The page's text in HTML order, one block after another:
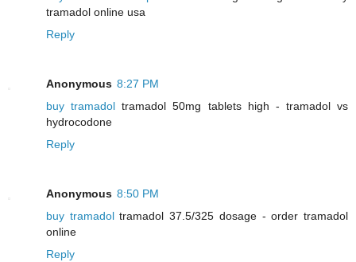
tramadol online usa
Reply
Anonymous 8:27 PM
buy tramadol tramadol 50mg tablets high - tramadol vs
hydrocodone
Reply
Anonymous 8:50 PM
buy tramadoltramadol 37.5/325 dosage - order tramadol
online
Reply